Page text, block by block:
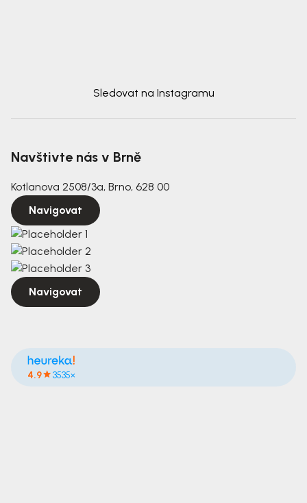
Sledovat na Instagramu
Navštivte nás v Brně
Kotlanova 2508/3a, Brno, 628 00
Navigovat
Navigovat
4.9 3535×